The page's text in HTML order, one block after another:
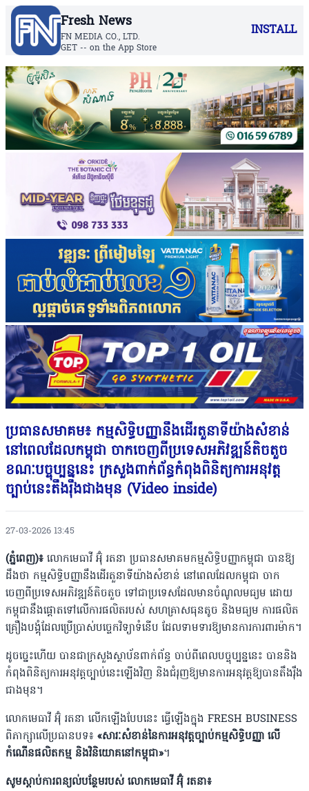
Fresh News
FN MEDIA CO., LTD.
GET -- on the App Store
INSTALL
ប្រធានសមាគម៖ កម្មសិទ្ធិបញ្ញានឹងដើរតួនាទីយ៉ាងសំខាន់
នៅពេលដែលកម្ពុជា ចាកចេញពីប្រទេសអភិវឌ្ឍន៍តិចតួច
ខណៈបច្ចុប្បន្ននេះ ក្រសួងពាក់ព័ន្ធកំពុងពិនិត្យការអនុវត្ត
ច្បាប់នេះតឹងរ៉ឹងជាងមុន (Video inside)
27-03-2026 13:45
(ភ្នំពេញ)៖ លោកមេធាវី អ៊ុំ រតនា ​ប្រធានសមាគមកម្មសិទ្ធិបញ្ញាកម្ពុជា បានឱ្យ
ដឹងថា​ កម្មសិទ្ធិបញ្ញានឹងដើរតួនាទីយ៉ាងសំខាន់ នៅពេលដែលកម្ពុជា ចាក
ចេញពីប្រទេសអភិវឌ្ឍន៍តិចតួច ទៅជាប្រទេសដែលមានចំណូលមធ្យម ​ដោយ
កម្ពុជានឹងផ្តោតទៅលើការផលិតរបស់ សហគ្រាសធុនតូច និងមធ្យម​ ការផលិត
គ្រឿងបង្គុំដែលប្រើប្រាស់បច្ចេកវិទ្យាទំនើប ដែលទាមទារឱ្យមានការការពារម៉ាក។
​ដូចច្នេះហើយ បានជាក្រសួងស្ថាប័នពាក់ព័ន្ធ ចាប់ពីពេលបច្ចុប្បន្ននេះ បាននិង
កំពុងពិនិត្យការអនុវត្តច្បាប់នេះឡើងវិញ និងជំរុញឱ្យមានការអនុវត្តឱ្យបានតឹងរ៉ឹង
ជាងមុន​។
លោកមេធាវី អ៊ុំ រតនា លើកឡើងបែបនេះ ធ្វើឡើងក្នុង FRESH BUSINESS​
ពិភាក្សាលើប្រធានបទ៖ «សារៈសំខាន់នៃការអនុវត្តច្បាប់កម្មសិទ្ធិបញ្ញា ​លើ​
កំណើន​ផលិតកម្ម​ និង​វិនិយោគនៅកម្ពុជា»។
សូមស្តាប់ការពន្យល់បន្ថែមរបស់ ​លោកមេធាវី អ៊ុំ រតនា៖